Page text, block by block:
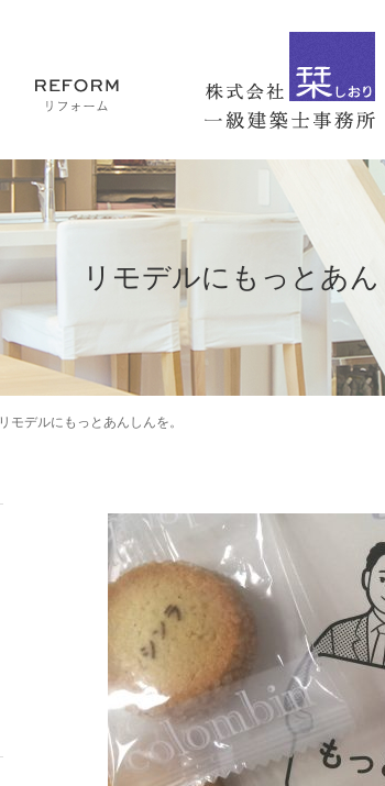
リモデルにもっとあ
リモデルにもっとあんしんを。